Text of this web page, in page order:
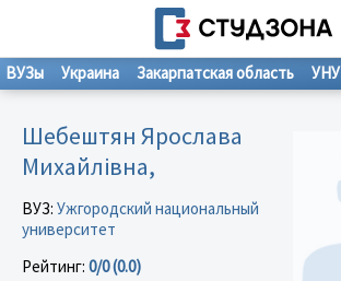
ВУЗы Украина Закарпатская область УНУ
Шебештян Ярослава
Михайлівна,
ВУЗ: Ужгородский национальный
университет
Рейтинг: 0/0 (0.0)